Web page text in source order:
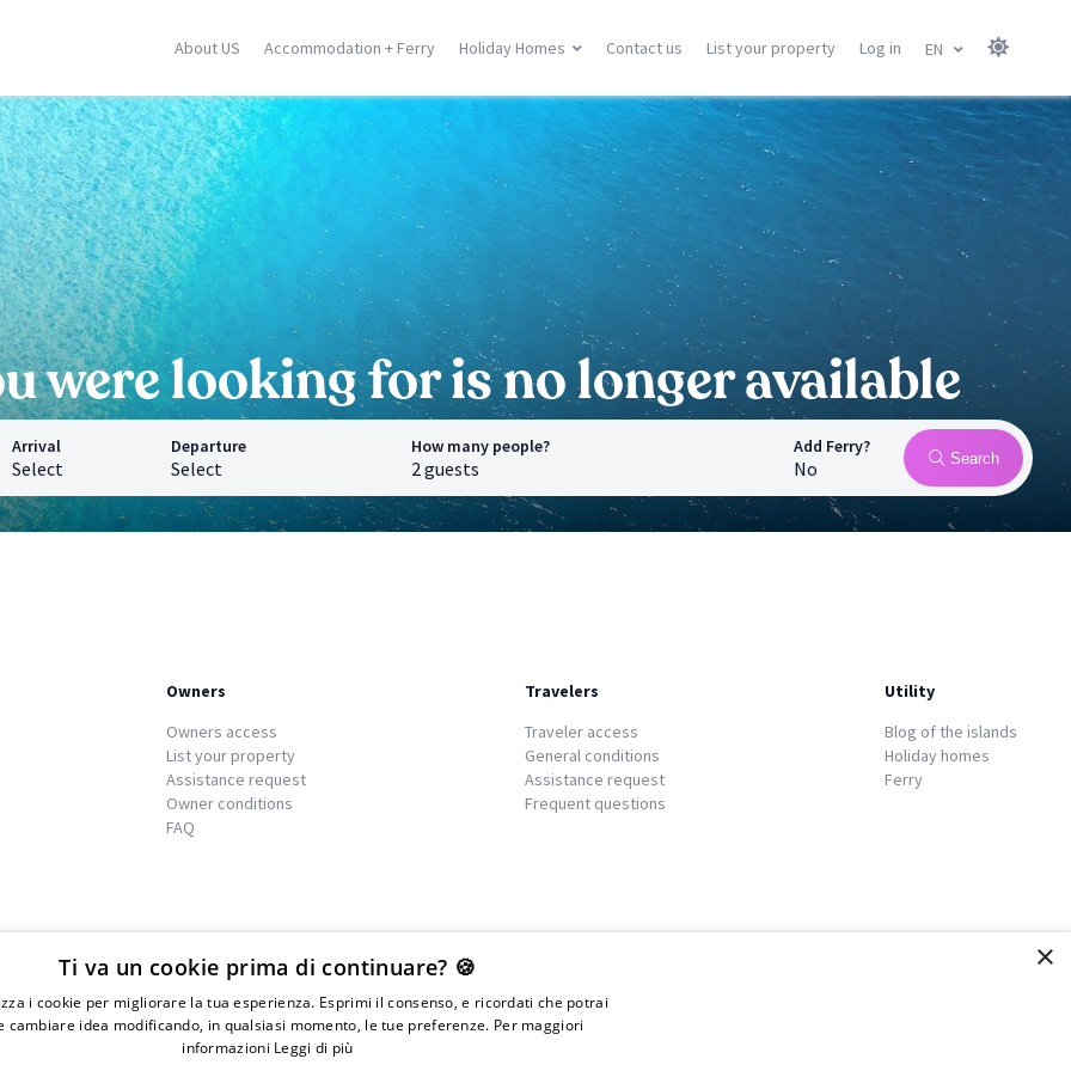
About US Accommodation + Ferry Holiday Homes
Vito Lo Capo
Corse
Porto Vecchio
Moriani
Ghisonaccia
Ile Rousse
Ajaccio
Calvi
Saint Florent
All locations
Greek Islands
Zante
Samos
Crete
Mykonos
Santorini
Corfu
All locations
Canary Islands
Gran Canary
Tenerife
Lanzarote
Fuerteventura
All locations
Balearic Islands
Menorca
Mallorca
Ibiza
All locations
Contact us List your property Log in EN
were looking for is no longer available
Arrival
Select
Departure
Select
How many people? Add Ferry?
No Search
Owners
Owners access
List your property
Assistance request
Owner conditions
FAQ
Travelers
Traveler access
General conditions
Assistance request
Frequent questions
Utility
Blog of the islands
Holiday homes
Ferry
We islands
01976730497 - Iscrizione C.I.A.A di
×
Ti va un cookie prima di continuare? 🍪
i cookie per migliorare la tua esperienza. Esprimi il consenso, e ricordati che potrai
cambiare idea modificando, in qualsiasi momento, le tue preferenze. Per maggiori
informazioni Leggi di più